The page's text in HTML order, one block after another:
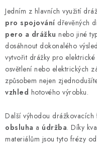
r
v
k
y
v
ý
p
i
s
u
Jedním z hlavních využití
pro spojování dřevěných
pero a drážku nebo jiné
dosáhnout dokonalého
vytvořit drážky pro
osvětlení nebo elektrických
způsobem nejen
vzhled hotového výrobku.
Další výhodou
obsluha a údržba. Díky
materiálům jsou tyto frézy